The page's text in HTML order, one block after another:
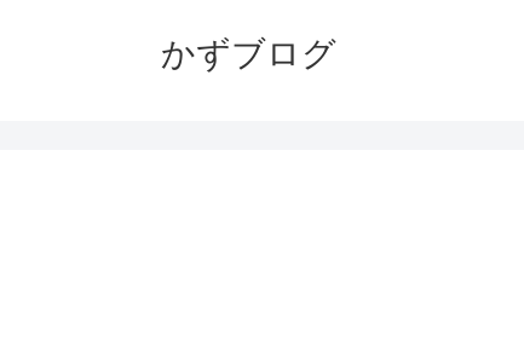
かずブログ